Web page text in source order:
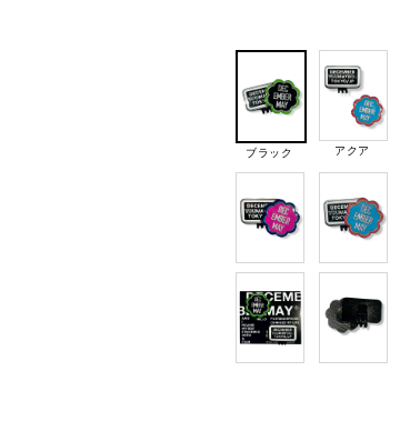
ブラック アクア